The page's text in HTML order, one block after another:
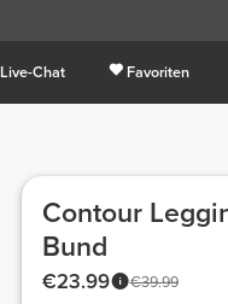
Live-Chat Favoriten
Contour
Bund
€39.99
€23.99